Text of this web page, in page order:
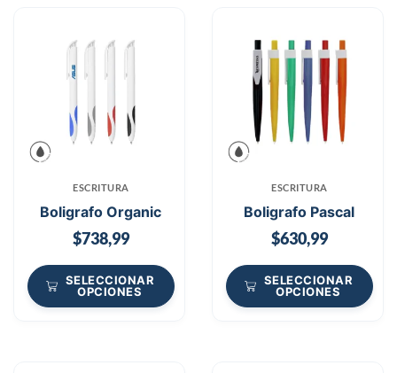
ESCRITURA
Boligrafo Organic
$738,99
SELECCIONAR
OPCIONES
ESCRITURA
Boligrafo Pascal
$630,99
SELECCIONAR
OPCIONES